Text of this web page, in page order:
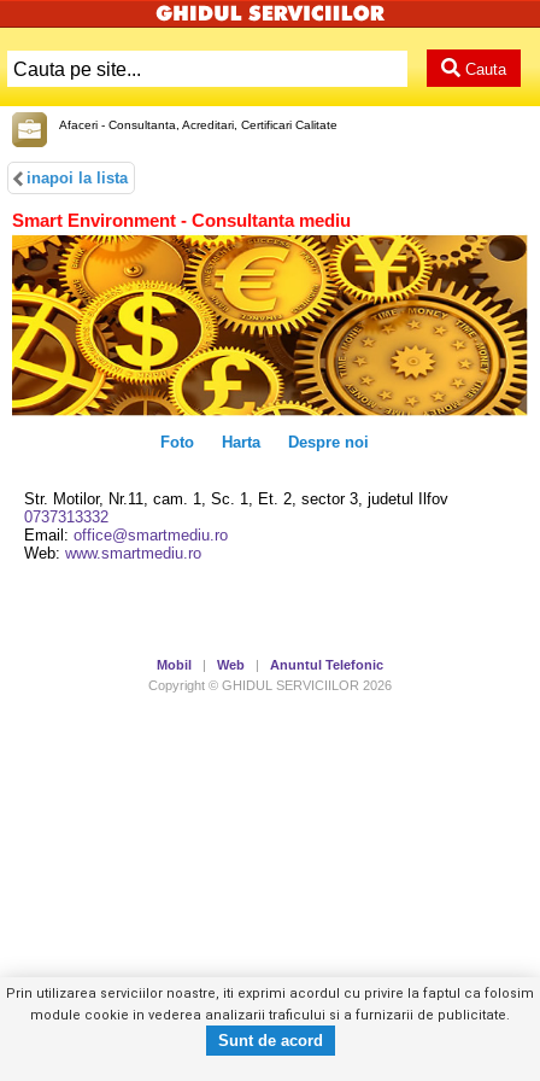
Cauta
Afaceri - Consultanta, Acreditari, Certificari Calitate
inapoi la lista
Smart Environment - Consultanta mediu
Foto Harta Despre noi
Str. Motilor, Nr.11, cam. 1, Sc. 1, Et. 2, sector 3, judetul Ilfov
0737313332
Email: office@smartmediu.ro
Web: www.smartmediu.ro
Trimite mesaj privat
Mobil | Web | Anuntul Telefonic
Copyright © GHIDUL SERVICIILOR 2026
Prin utilizarea serviciilor noastre, iti exprimi acordul cu privire la faptul ca folosim
module cookie in vederea analizarii traficului si a furnizarii de publicitate.